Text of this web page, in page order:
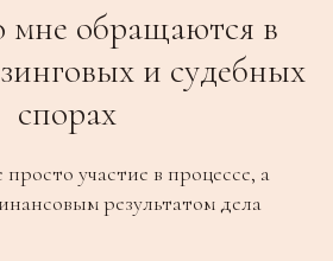
мне обращаются в
и судебных
спорах
участие в процессе, а
результатом дела